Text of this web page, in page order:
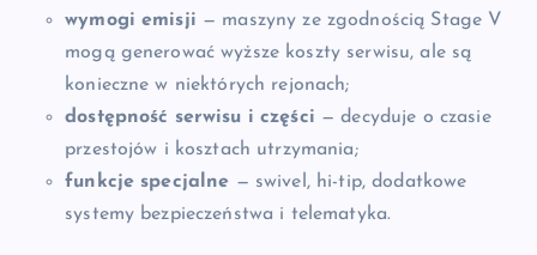
wymogi emisji — maszyny ze zgodnością Stage V
mogą generować wyższe koszty serwisu, ale są
konieczne w niektórych rejonach;
dostępność serwisu i części — decyduje o czasie
przestojów i kosztach utrzymania;
funkcje specjalne — swivel, hi-tip, dodatkowe
systemy bezpieczeństwa i telematyka.